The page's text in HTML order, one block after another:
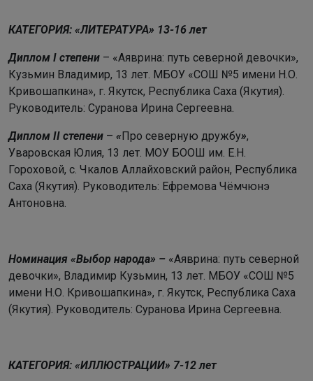
КАТЕГОРИЯ: «ЛИТЕРАТУРА» 13-16 лет
Диплом I степени – «Аяврина: путь северной девочки»,
Кузьмин Владимир, 13 лет. МБОУ «СОШ №5 имени Н.О.
Кривошапкина», г. Якутск, Республика Саха (Якутия).
Руководитель: Суранова Ирина Сергеевна.
Диплом II степени – «Про северную дружбу»,
Уваровская Юлия, 13 лет. МОУ БООШ им. Е.Н.
Гороховой, с. Чкалов Аллайховский район, Республика
Саха (Якутия). Руководитель: Ефремова Чёмчюнэ
Антоновна.
Номинация «Выбор народа» – «Аяврина: путь северной
девочки», Владимир Кузьмин, 13 лет. МБОУ «СОШ №5
имени Н.О. Кривошапкина», г. Якутск, Республика Саха
(Якутия). Руководитель: Суранова Ирина Сергеевна.
КАТЕГОРИЯ: «ИЛЛЮСТРАЦИИ» 7-12 лет